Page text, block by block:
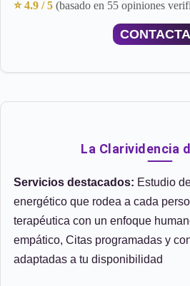
⭐ 4.9 / 5 (basado en 55 opiniones
La Clarividencia
Servicios destacados: Estudio
energético que rodea a cada
terapéutica con un enfoque
empático, Citas programadas y
adaptadas a tu disponibilidad